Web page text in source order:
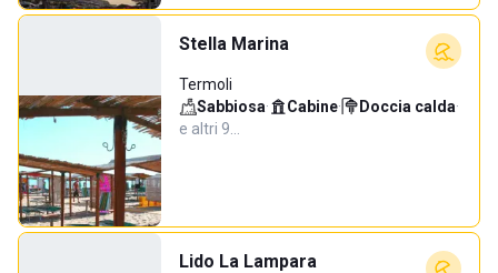
Stella Marina
Termoli
Sabbiosa· Cabine· Doccia calda·
e altri 9…
Lido La Lampara